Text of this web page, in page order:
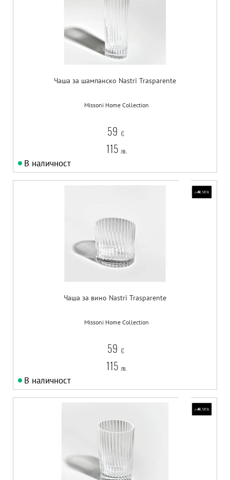
Чаша за шампанско Nastri Trasparente
Missoni Home Collection
59 €
115 лв.
В наличност
Чаша за вино Nastri Trasparente
Missoni Home Collection
59 €
115 лв.
В наличност